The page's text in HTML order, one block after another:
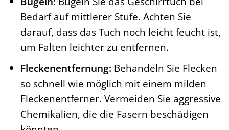
Bedarf auf mittlerer Stufe. Achten Sie
darauf, dass das Tuch noch leicht feucht ist,
um Falten leichter zu entfernen.
Fleckenentfernung: Behandeln Sie Flecken
so schnell wie möglich mit einem milden
Fleckenentferner. Vermeiden Sie aggressive
Chemikalien, die die Fasern beschädigen